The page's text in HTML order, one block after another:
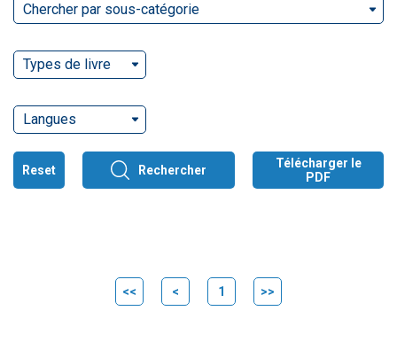
Chercher par sous-catégorie
Types de livre
Langues
Reset Rechercher
Télécharger le
PDF
<< < 1 >>